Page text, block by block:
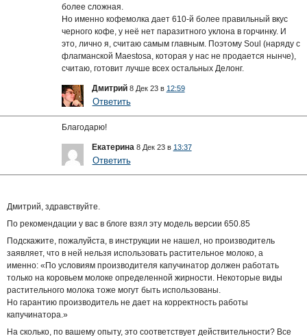
более сложная.
Но именно кофемолка дает 610-й более правильный вкус
черного кофе, у неё нет паразитного уклона в горчинку. И
это, лично я, считаю самым главным. Поэтому Soul (наряду с
флагманской Maestosa, которая у нас не продается нынче),
считаю, готовит лучше всех остальных Делонг.
Дмитрий 8 Дек 23 в 12:59
Ответить
Благодарю!
Екатерина 8 Дек 23 в 13:37
Ответить
Дмитрий, здравствуйте.
По рекомендации у вас в блоге взял эту модель версии 650.85
Подскажите, пожалуйста, в инструкции не нашел, но производитель
заявляет, что в ней нельзя использовать растительное молоко, а
именно: «По условиям производителя капучинатор должен работать
только на коровьем молоке определенной жирности. Некоторые виды
растительного молока тоже могут быть использованы.
Но гарантию производитель не дает на корректность работы
капучинатора.»
На сколько, по вашему опыту, это соответствует действительности? Все